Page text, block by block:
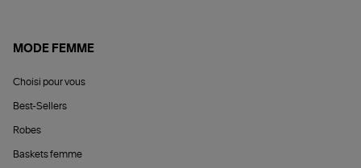
MODE FEMME
Choisi pour vous
Best-Sellers
Robes
Baskets femme